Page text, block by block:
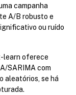
campanha
A/B robusto e
ou ruído
learn oferece
SARIMA com
aleatórios, se há